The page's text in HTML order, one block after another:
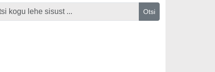
Otsi